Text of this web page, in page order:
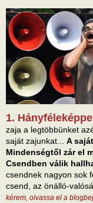
1.
zaja a legtöbbünket
saját zajunkat... A
Mindenségtől zár el
Csendben válik
csendnek nagyon sok
csend, az önálló-
kérem, olvassa el a